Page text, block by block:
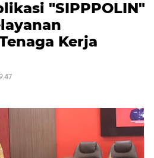
"SIPPPOLIN"
Kerja